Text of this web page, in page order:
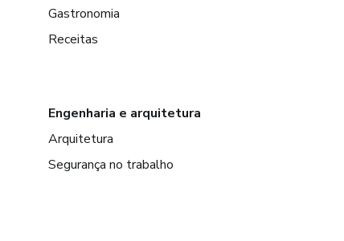
Gastronomia
Receitas
Engenharia e arquitetura
Arquitetura
Segurança no trabalho